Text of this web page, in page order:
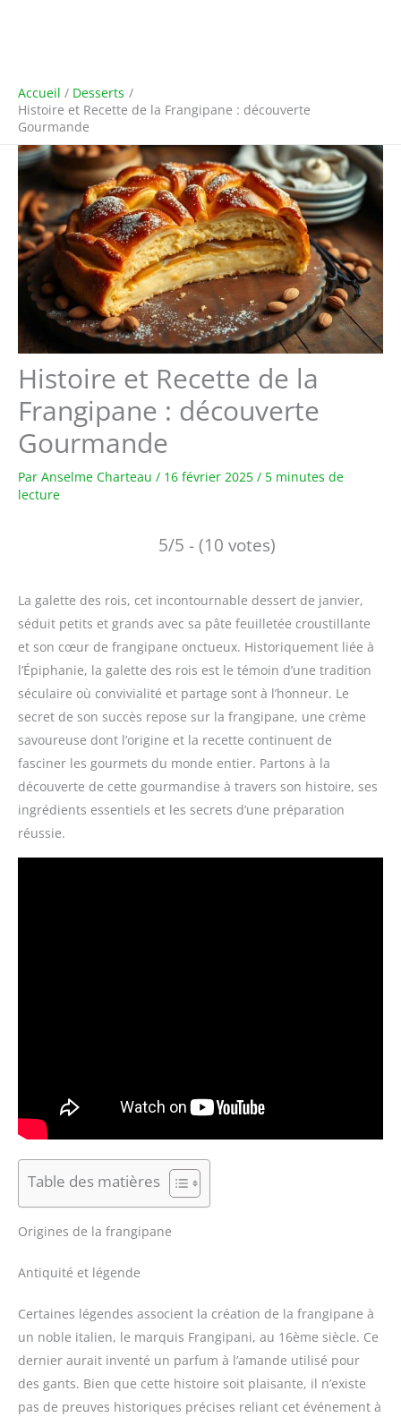
Accueil
Desserts
Histoire et Recette de la Frangipane : découverte
Gourmande
Histoire et Recette de la
Frangipane : découverte
Gourmande
Par Anselme Charteau / 16 février 2025 / 5 minutes de
lecture
5/5 - (10 votes)
La galette des rois, cet incontournable dessert de janvier,
séduit petits et grands avec sa pâte feuilletée croustillante
et son cœur de frangipane onctueux. Historiquement liée à
l’Épiphanie, la galette des rois est le témoin d’une tradition
séculaire où convivialité et partage sont à l’honneur. Le
secret de son succès repose sur la frangipane, une crème
savoureuse dont l’origine et la recette continuent de
fasciner les gourmets du monde entier. Partons à la
découverte de cette gourmandise à travers son histoire, ses
ingrédients essentiels et les secrets d’une préparation
réussie.
Table des matières
Origines de la frangipane
Antiquité et légende
Certaines légendes associent la création de la frangipane à
un noble italien, le marquis Frangipani, au 16ème siècle. Ce
dernier aurait inventé un parfum à l’amande utilisé pour
des gants. Bien que cette histoire soit plaisante, il n’existe
pas de preuves historiques précises reliant cet événement à